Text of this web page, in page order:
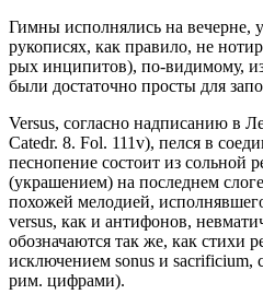
Гимны исполнялись на вечерне,
рукописях, как правило, не
рых инципитов), по-видимому,
были достаточно просты для
Versus, согласно надписанию в
Catedr. 8. Fol. 111v), пелся в
песнопение состоит из сольной
(украшением) на последнем
похожей мелодией,
versus, как и антифонов,
обозначаются так же, как стихи
исключением sonus и
рим. цифрами).